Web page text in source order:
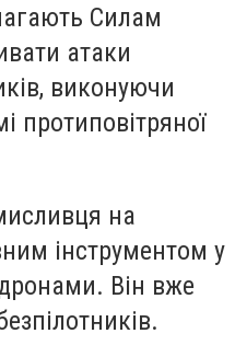
Силам
атаки
виконуючи
протиповітряної
на
інструментом у
Він вже